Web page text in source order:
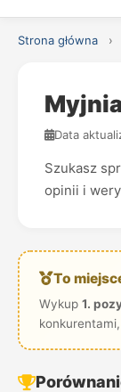
Strona główna ›
Data
Szukasz
opinii i
To
Wykup 1.